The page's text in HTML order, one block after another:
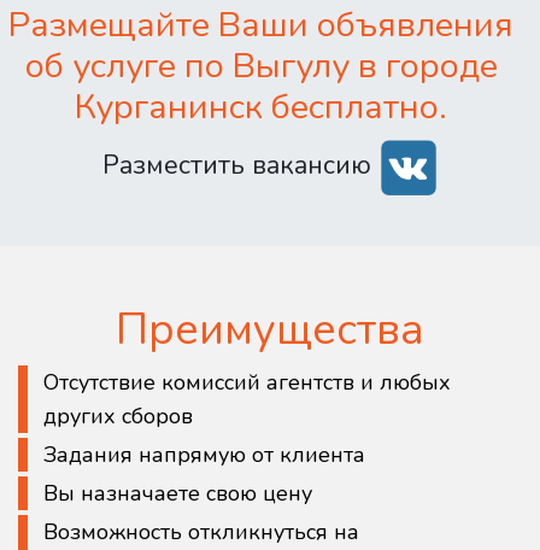
Размещайте Ваши объявления
об услуге по Выгулу в городе
Курганинск бесплатно.
Разместить вакансию
Преимущества
Отсутствие комиссий агентств и любых
других сборов
Задания напрямую от клиента
Вы назначаете свою цену
Возможность откликнуться на